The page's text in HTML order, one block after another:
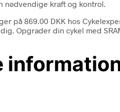
kraft og kontrol.
på 869.00 DKK hos
Opgrader din cykel med